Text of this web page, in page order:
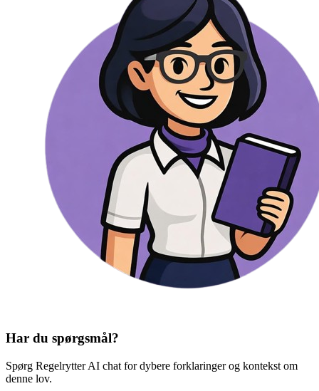
Har du spørgsmål?
Spørg Regelrytter AI chat for dybere forklaringer og kontekst om
denne lov.